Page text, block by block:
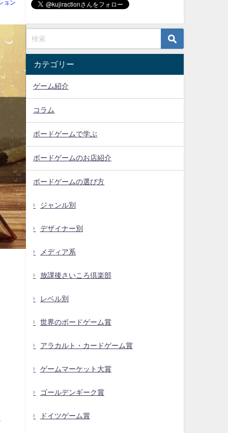
ョン
カテゴリー
ゲーム紹介
コラム
ボードゲームで学ぶ
ボードゲームのお店紹介
ボードゲームの選び方
ジャンル別
デザイナー別
メディア系
放課後さいころ倶楽部
レベル別
世界のボードゲーム賞
アラカルト・カードゲーム賞
ゲームマーケット大賞
ゴールデンギーク賞
ドイツゲーム賞